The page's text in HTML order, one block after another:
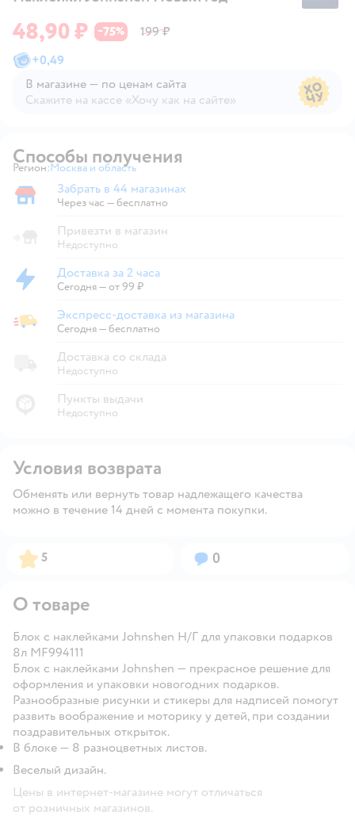
48,90 ₽ −75%
199 ₽
+0,49
В магазине — по ценам сайта
Скажите на кассе «Хочу как на сайте»
Способы получения
Регион: Выбор адреса доставки.
Москва и область
Забрать в магазине
Забрать в 44 магазинах
Через час — бесплатно
Привезти в магазин
Недоступно
Доставка за 2 часа
Доставка за 2 часа
Сегодня—от 99 ₽
Экспресс-доставка из магазина
Экспресс-доставка из магазина
Сегодня—бесплатно
Доставка со склада
Недоступно
Пункты выдачи
Недоступно
Условия возврата
Обменять или вернуть товар надлежащего качества
можно в течение 14 дней с момента покупки.
Рейтинг:
5 Вопросов:
0
О товаре
Блок c наклейками Johnshen Н/Г для упаковки подарков
8л MF994111
Блок c наклейками Johnshen — прекрасное решение для
оформления и упаковки новогодних подарков.
Разнообразные рисунки и стикеры для надписей помогут
развить воображение и моторику у детей, при создании
поздравительных открыток.
В блоке — 8 разноцветных листов.
Веселый дизайн.
Цены в интернет-магазине могут отличаться
от розничных магазинов.